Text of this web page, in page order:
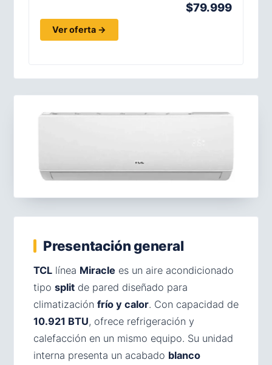
$79.999
Ver oferta →
Presentación general
TCL línea Miracle es un aire acondicionado
tipo split de pared diseñado para
climatización frío y calor. Con capacidad de
10.921 BTU, ofrece refrigeración y
calefacción en un mismo equipo. Su unidad
interna presenta un acabado blanco